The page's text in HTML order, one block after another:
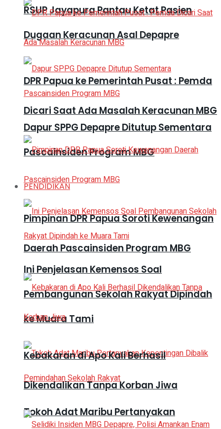
RSUP Jayapura Pantau Ketat Pasien
Dugaan Keracunan Asal Depapre
Dapur SPPG Depapre Ditutup Sementara
Pascainsiden Program MBG
PENDIDIKAN
Ini Penjelasan Kemensos Soal
Pembangunan Sekolah Rakyat Dipindah
ke Muara Tami
Tokoh Adat Maribu Pertanyakan
DPR Papua ke Pemerintah Pusat : Pemda
Dicari Saat Ada Masalah Keracunan MBG
Pimpinan DPR Papua Soroti Kewenangan
Daerah Pascainsiden Program MBG
Kebakaran di Apo Kali Berhasil
Dikendalikan Tanpa Korban Jiwa